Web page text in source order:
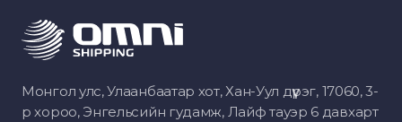
Монгол улс, Улаанбаатар хот, Хан-Уул дүүрэг, 17060, 3-
р хороо, Энгельсийн гудамж, Лайф тауэр 6 давхарт